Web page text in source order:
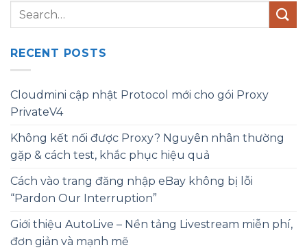
RECENT POSTS
Cloudmini cập nhật Protocol mới cho gói Proxy
PrivateV4
Không kết nối được Proxy? Nguyên nhân thường
gặp & cách test, khắc phục hiệu quả
Cách vào trang đăng nhập eBay không bị lỗi
“Pardon Our Interruption”
Giới thiệu AutoLive – Nền tảng Livestream miễn phí,
đơn giản và mạnh mẽ